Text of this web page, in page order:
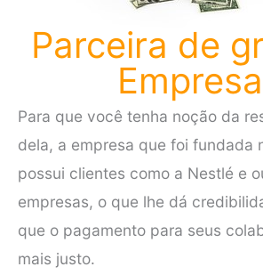
Parceira de
Para que você tenha noção da
dela, a empresa que foi fundada
possui clientes como a Nestlé e
empresas, o que lhe dá
que o pagamento para seus
mais justo.